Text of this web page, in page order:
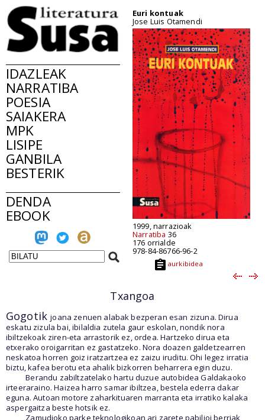
IDAZLEAK
NARRATIBA
POESIA
SAIAKERA
MPK
LISIPE
GANBILA
BESTERIK
DENDA
EBOOK
Euri kontuak
Jose Luis Otamendi
1999, narrazioak
Narratiba 36
176 orrialde
978-84-86766-96-2
aurkibidea
Txangoa
Gogotikjoana zenuen alabak bezperan esan zizuna. Dirua
eskatu zizula bai, ibilaldia zutela gaur eskolan, nondik nora
ibiltzekoak ziren-eta arrastorik ez, ordea. Hartzeko dirua eta
etxerako oroigarritan ez gastatzeko. Nora doazen galdetzearren
neskatoa horren goiz iratzartzea ez zaizu iruditu. Ohi legez irratia
biztu, kafea berotu eta ahalik bizkorren beharrera egin duzu.
Berandu zabiltzatelako hartu duzue autobidea Galdakaoko
irteeraraino. Haizea harro samar ibiltzea, bestela ederra dakar
eguna. Autoan motore zaharkituaren marranta eta irratiko kalaka
aspergaitza beste hotsik ez.
Zamudioko parke teknologikoan ari zarete pabilioi berriak